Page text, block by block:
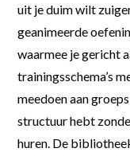
uit je duim wilt
geanimeerde
waarmee je gericht
trainingsschema’s
meedoen aan
structuur hebt
huren. De